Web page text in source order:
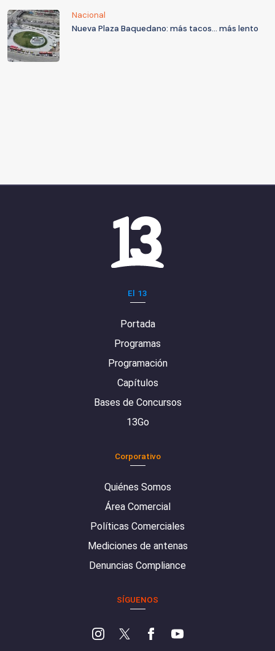
Nacional
Nueva Plaza Baquedano: más tacos... más lento
El 13
Portada
Programas
Programación
Capítulos
Bases de Concursos
13Go
Corporativo
Quiénes Somos
Área Comercial
Políticas Comerciales
Mediciones de antenas
Denuncias Compliance
SÍGUENOS